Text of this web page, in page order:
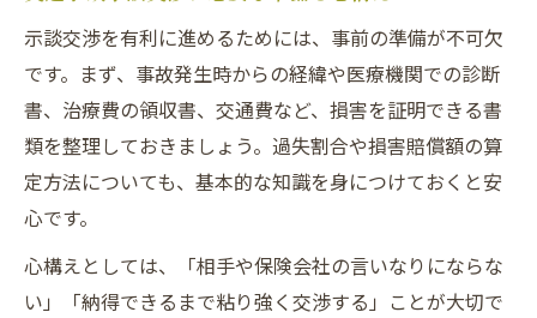
示談交渉を有利に進めるためには、事前の準備が不可欠
です。まず、事故発生時からの経緯や医療機関での診断
書、治療費の領収書、交通費など、損害を証明できる書
類を整理しておきましょう。過失割合や損害賠償額の算
定方法についても、基本的な知識を身につけておくと安
心です。
心構えとしては、「相手や保険会社の言いなりにならな
い」「納得できるまで粘り強く交渉する」ことが大切で